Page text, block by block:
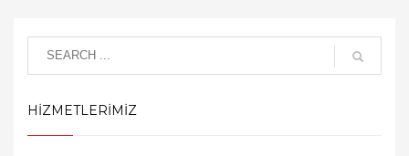
HIZMETLERIMIZ